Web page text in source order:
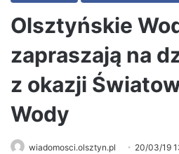
Olsztyńskie
zapraszają na
z okazji
Wody
wiadomosci.olsztyn.pl 20/03/19